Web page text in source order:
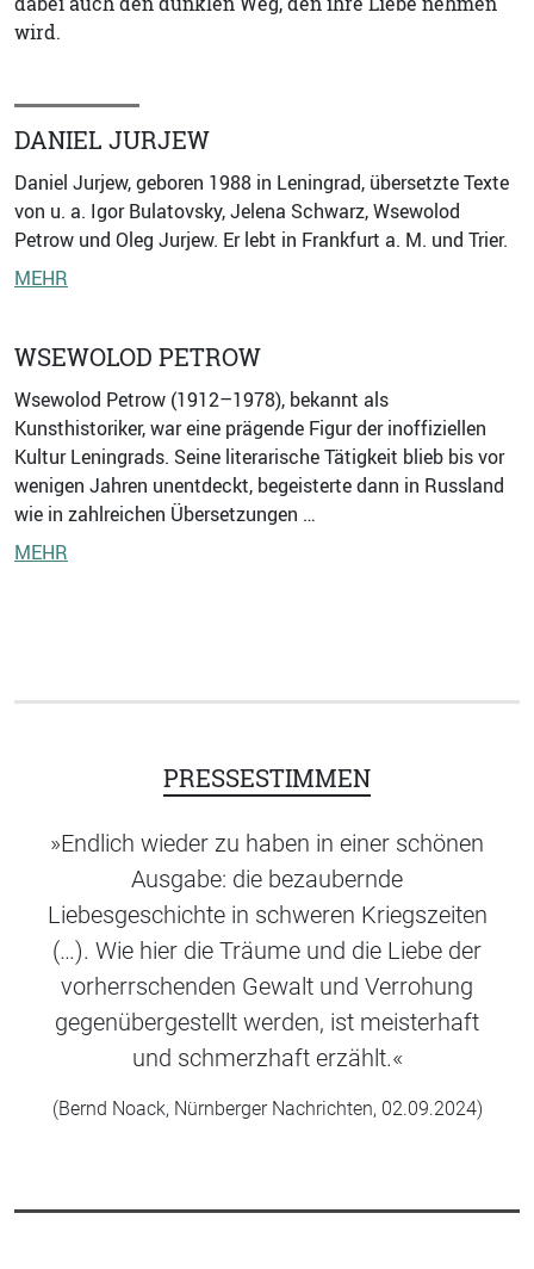
wird.
DANIEL JURJEW
Daniel Jurjew, geboren 1988 in Leningrad, übersetzte Texte
von u. a. Igor Bulatovsky, Jelena Schwarz, Wsewolod
Petrow und Oleg Jurjew. Er lebt in Frankfurt a. M. und Trier.
MEHR
WSEWOLOD PETROW
Wsewolod Petrow (1912–1978), bekannt als
Kunsthistoriker, war eine prägende Figur der inoffiziellen
Kultur Leningrads. Seine literarische Tätigkeit blieb bis vor
wenigen Jahren unentdeckt, begeisterte dann in Russland
wie in zahlreichen Übersetzungen …
MEHR
PRESSESTIMMEN
»Endlich wieder zu haben in einer schönen
Ausgabe: die bezaubernde
Liebesgeschichte in schweren Kriegszeiten
(…). Wie hier die Träume und die Liebe der
vorherrschenden Gewalt und Verrohung
gegenübergestellt werden, ist meisterhaft
und schmerzhaft erzählt.«
(Bernd Noack, Nürnberger Nachrichten, 02.09.2024)